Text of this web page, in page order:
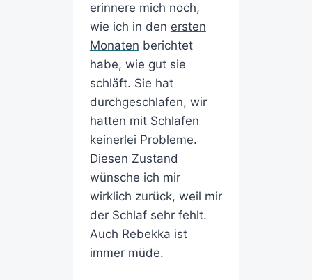
erinnere mich noch,
wie ich in den ersten
Monaten berichtet
habe, wie gut sie
schläft. Sie hat
durchgeschlafen, wir
hatten mit Schlafen
keinerlei Probleme.
Diesen Zustand
wünsche ich mir
wirklich zurück, weil mir
der Schlaf sehr fehlt.
Auch Rebekka ist
immer müde.